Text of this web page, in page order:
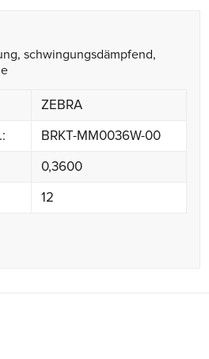
schwingungsdämpfend,
ZEBRA
BRKT-MM0036W-00
0,3600
12